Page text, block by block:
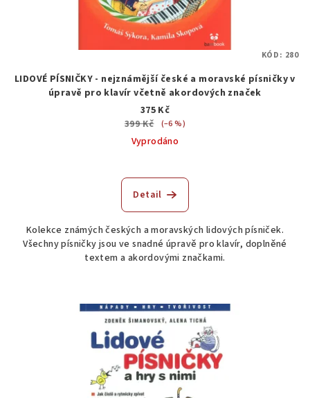
LIDOVÉ PÍSNIČKY - nejznámější české a moravské písničky v
úpravě pro klavír včetně akordových značek
375 Kč
399 Kč
(–6 %)
Vyprodáno
Detail
Kolekce známých českých a moravských lidových písniček.
Všechny písničky jsou ve snadné úpravě pro klavír, doplněné
textem a akordovými značkami.
KÓD: 280